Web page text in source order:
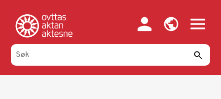
hovedinnhold